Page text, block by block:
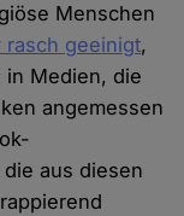
Menschen
rasch geeinigt,
in Medien, die
angemessen
die aus diesen